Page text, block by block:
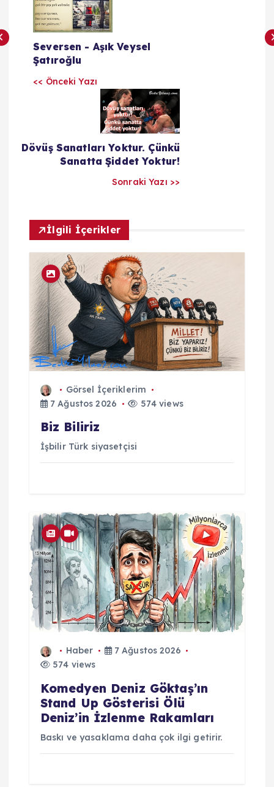
a
z
a
m
Seversen - Aşık Veysel
Şatıroğlu
<< Önceki Yazı
Dövüş Sanatları Yoktur. Çünkü
Sanatta Şiddet Yoktur!
Sonraki Yazı >>
İlgili İçerikler
Görsel İçeriklerim
7 Ağustos 2026
574 views
Biz Biliriz
İşbilir Türk siyasetçisi
Haber
7 Ağustos 2026
574 views
Komedyen Deniz Göktaş’ın
Stand Up Gösterisi Ölü
Deniz’in İzlenme Rakamları
Baskı ve yasaklama daha çok ilgi getirir.